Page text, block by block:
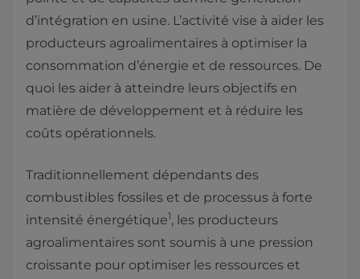
d’intégration en usine. L’activité vise à aider les
producteurs agroalimentaires à optimiser la
consommation d’énergie et de ressources. De
quoi les aider à atteindre leurs objectifs en
matière de développement et à réduire les
coûts opérationnels.
Traditionnellement dépendants des
combustibles fossiles et de processus à forte
intensité énergétique1, les producteurs
agroalimentaires sont soumis à une pression
croissante pour optimiser les ressources et